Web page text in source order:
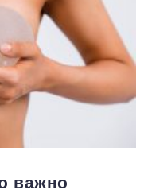
важно